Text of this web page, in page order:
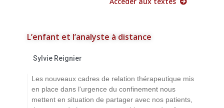
L’enfant et l’analyste à distance
Sylvie Reignier
Les nouveaux cadres de relation thérapeutique mis
en place dans l'urgence du confinement nous
mettent en situation de partager avec nos patients,